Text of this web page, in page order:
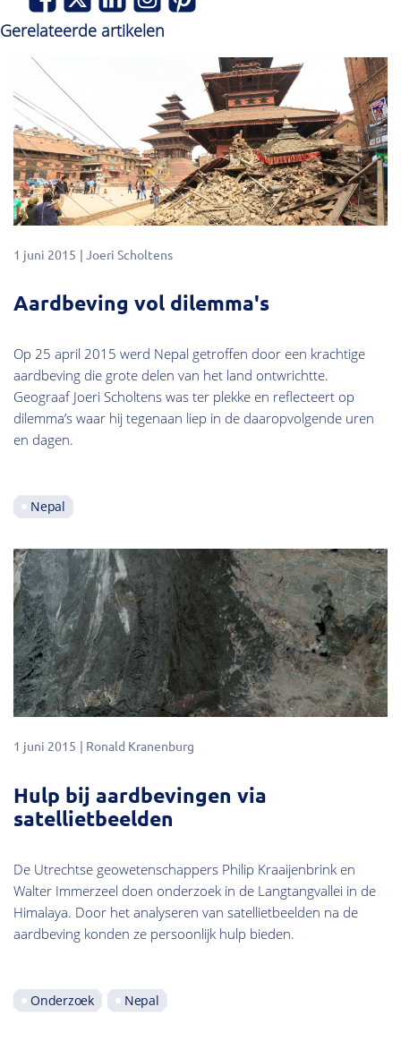
Gerelateerde artikelen
1 juni 2015 Joeri Scholtens
Aardbeving vol dilemma's
Op 25 april 2015 werd Nepal getroffen door een krachtige
aardbeving die grote delen van het land ontwrichtte.
Geograaf Joeri Scholtens was ter plekke en reflecteert op
dilemma’s waar hij tegenaan liep in de daaropvolgende uren
en dagen.
Nepal
1 juni 2015 Ronald Kranenburg
Hulp bij aardbevingen via
satellietbeelden
De Utrechtse geowetenschappers Philip Kraaijenbrink en
Walter Immerzeel doen onderzoek in de Langtangvallei in de
Himalaya. Door het analyseren van satellietbeelden na de
aardbeving konden ze persoonlijk hulp bieden.
Onderzoek Nepal